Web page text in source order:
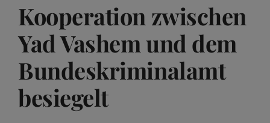
Kooperation zwischen
Yad Vashem und dem
Bundeskriminalamt
besiegelt